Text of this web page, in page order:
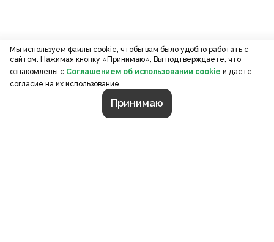
Мы используем файлы cookie, чтобы вам было удобно работать с
сайтом. Нажимая кнопку «Принимаю», Вы подтверждаете, что
ознакомлены с Соглашением об использовании cookie и даете
согласие на их использование.
Принимаю